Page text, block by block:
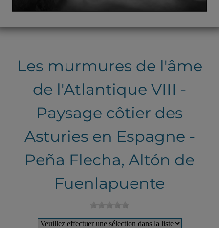
Les murmures de l'âme
de l'Atlantique VIII -
Paysage côtier des
Asturies en Espagne -
Peña Flecha, Altón de
Fuenlapuente